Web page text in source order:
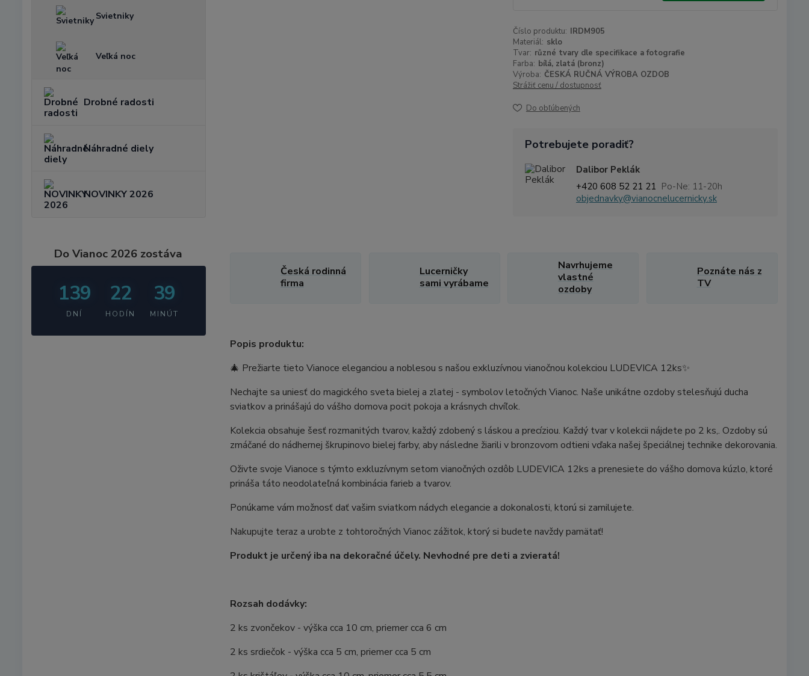
Svietniky
Veľká noc
Drobné radosti
Náhradné diely
NOVINKY 2026
Do Vianoc 2026 zostáva
139
DNÍ
22
HODÍN
39
MINÚT
Číslo produktu: IRDM905
Materiál: sklo
Tvar: různé tvary dle specifikace a fotografie
Farba: bílá, zlatá (bronz)
Výroba: ČESKÁ RUČNÁ VÝROBA OZDOB
Strážiť cenu / dostupnosť
Do obľúbených
Potrebujete poradiť?
Dalibor Peklák
+420 608 52 21 21 Po-Ne: 11-20h
objednavky@vianocnelucernicky.sk
Česká rodinná
firma
Lucerničky
sami vyrábame
Navrhujeme
vlastné
ozdoby
Poznáte nás z
TV
Popis produktu:
🎄 Prežiarte tieto Vianoce eleganciou a noblesou s našou exkluzívnou vianočnou kolekciou LUDEVICA 12ks✨
Nechajte sa uniesť do magického sveta bielej a zlatej - symbolov letočných Vianoc. Naše unikátne ozdoby stelesňujú ducha
sviatkov a prinášajú do vášho domova pocit pokoja a krásnych chvíľok.
Kolekcia obsahuje šesť rozmanitých tvarov, každý zdobený s láskou a precíziou. Každý tvar v kolekcii nájdete po 2 ks,. Ozdoby sú
zmáčané do nádhernej škrupinovo bielej farby, aby následne žiarili v bronzovom odtieni vďaka našej špeciálnej technike dekorovania.
Oživte svoje Vianoce s týmto exkluzívnym setom vianočných ozdôb LUDEVICA 12ks a prenesiete do vášho domova kúzlo, ktoré
prináša táto neodolateľná kombinácia farieb a tvarov.
Ponúkame vám možnosť dať vašim sviatkom nádych elegancie a dokonalosti, ktorú si zamilujete.
Nakupujte teraz a urobte z tohtoročných Vianoc zážitok, ktorý si budete navždy pamätať!
Produkt je určený iba na dekoračné účely. Nevhodné pre deti a zvieratá!
Rozsah dodávky:
2 ks zvončekov - výška cca 10 cm, priemer cca 6 cm
2 ks srdiečok - výška cca 5 cm, priemer cca 5 cm